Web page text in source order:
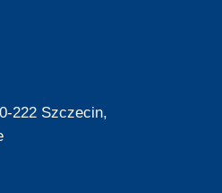
222 Szczecin,